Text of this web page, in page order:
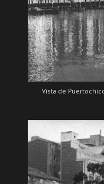
Vista de